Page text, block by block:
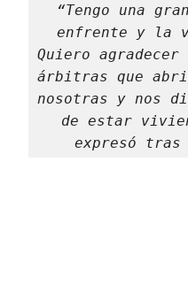
“Tengo una
enfrente y la
Quiero
árbitras que
nosotras y nos
de estar
expresó tras